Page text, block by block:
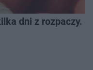
dni z rozpaczy.